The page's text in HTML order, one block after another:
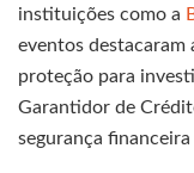
instituições como a
eventos destacaram
proteção para
Garantidor de
segurança financeira